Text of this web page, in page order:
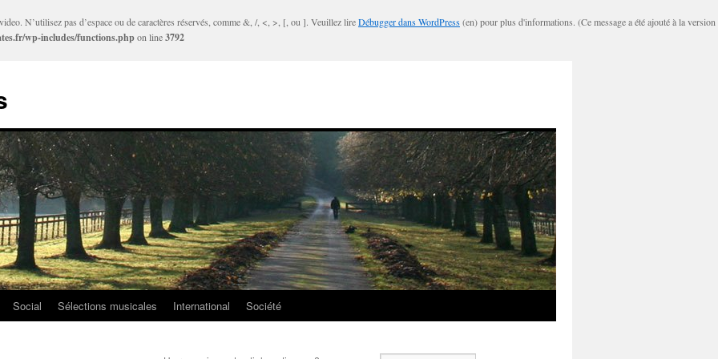
N’utilisez pas d’espace ou de caractères réservés, comme &, /, <, >, [, ou ]. Veuillez lireDébugger dans WordPress(en) pour plus d'informations. (Ce message a été ajouté à la version
wp-includes/functions.phpon line3792
Social Sélections musicales International Société